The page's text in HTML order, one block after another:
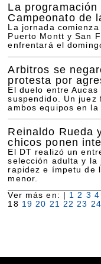
La
Campeonato de
La jornada
Puerto Montt y San
enfrentará el
Arbitros se
protesta por
El duelo entre
suspendido. Un juez
ambos equipos en la
Reinaldo Rueda
chicos ponen
El DT realizó un
selección adulta y la
rapidez e ímpetu de
menor.
Ver más en: | 1 2 3 4
18 19 20 21 22 23 24